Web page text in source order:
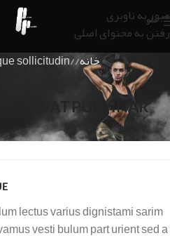
عبور به ناوبری
رفتن به محتوای اصلی
منو
خانه sollicitudin
PULVINAR
lectus varius dignistami sarim
vesti bulum part urient sed a